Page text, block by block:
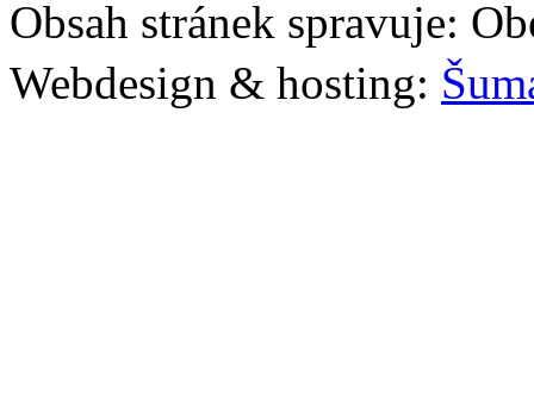
Obsah stránek spravuje:
Webdesign & hosting: